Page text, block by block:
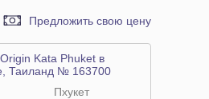
Предложить свою цену
Kata Phuket в
Таиланд № 163700
Пхукет